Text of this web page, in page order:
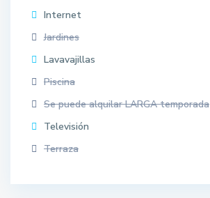
Internet
Jardines
Lavavajillas
Piscina
Se puede alquilar LARGA temporada
Televisión
Terraza